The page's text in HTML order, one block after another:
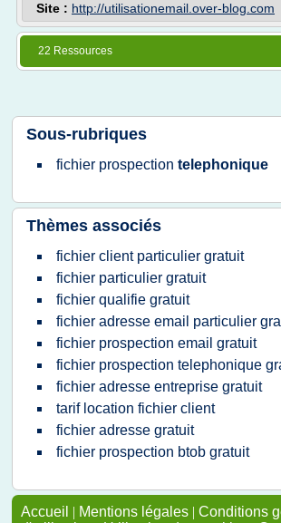
Site : http://utilisationemail.over-blog.com
22 Ressources
Sous-rubriques
fichier prospection telephonique
Thèmes associés
fichier client particulier gratuit
fichier particulier gratuit
fichier qualifie gratuit
fichier adresse email particulier
fichier prospection email gratuit
fichier prospection telephonique
fichier adresse entreprise gratuit
tarif location fichier client
fichier adresse gratuit
fichier prospection btob gratuit
Accueil | Mentions légales | Conditions